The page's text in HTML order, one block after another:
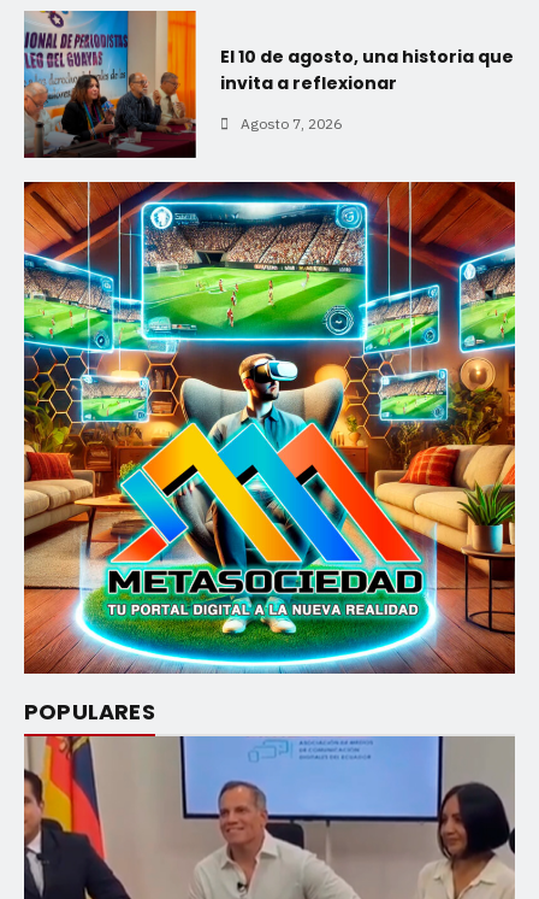
El 10 de agosto, una historia que
invita a reflexionar
Agosto 7, 2026
POPULARES